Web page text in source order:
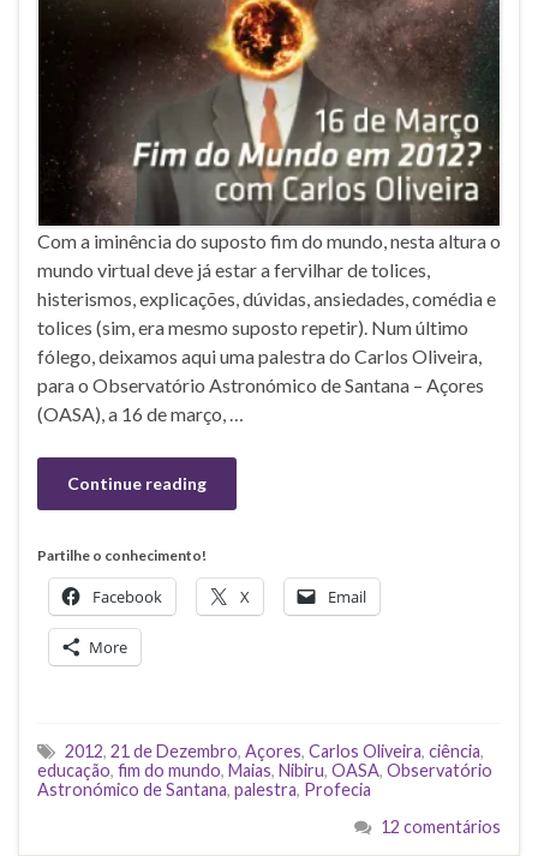
Com a iminência do suposto fim do mundo, nesta altura o
mundo virtual deve já estar a fervilhar de tolices,
histerismos, explicações, dúvidas, ansiedades, comédia e
tolices (sim, era mesmo suposto repetir). Num último
fólego, deixamos aqui uma palestra do Carlos Oliveira,
para o Observatório Astronómico de Santana – Açores
(OASA), a 16 de março, …
Continue reading
Partilhe o conhecimento!
Facebook X Email
More
2012, 21 de Dezembro, Açores, Carlos Oliveira, ciência,
educação, fim do mundo, Maias, Nibiru, OASA, Observatório
Astronómico de Santana, palestra, Profecia
12 comentários